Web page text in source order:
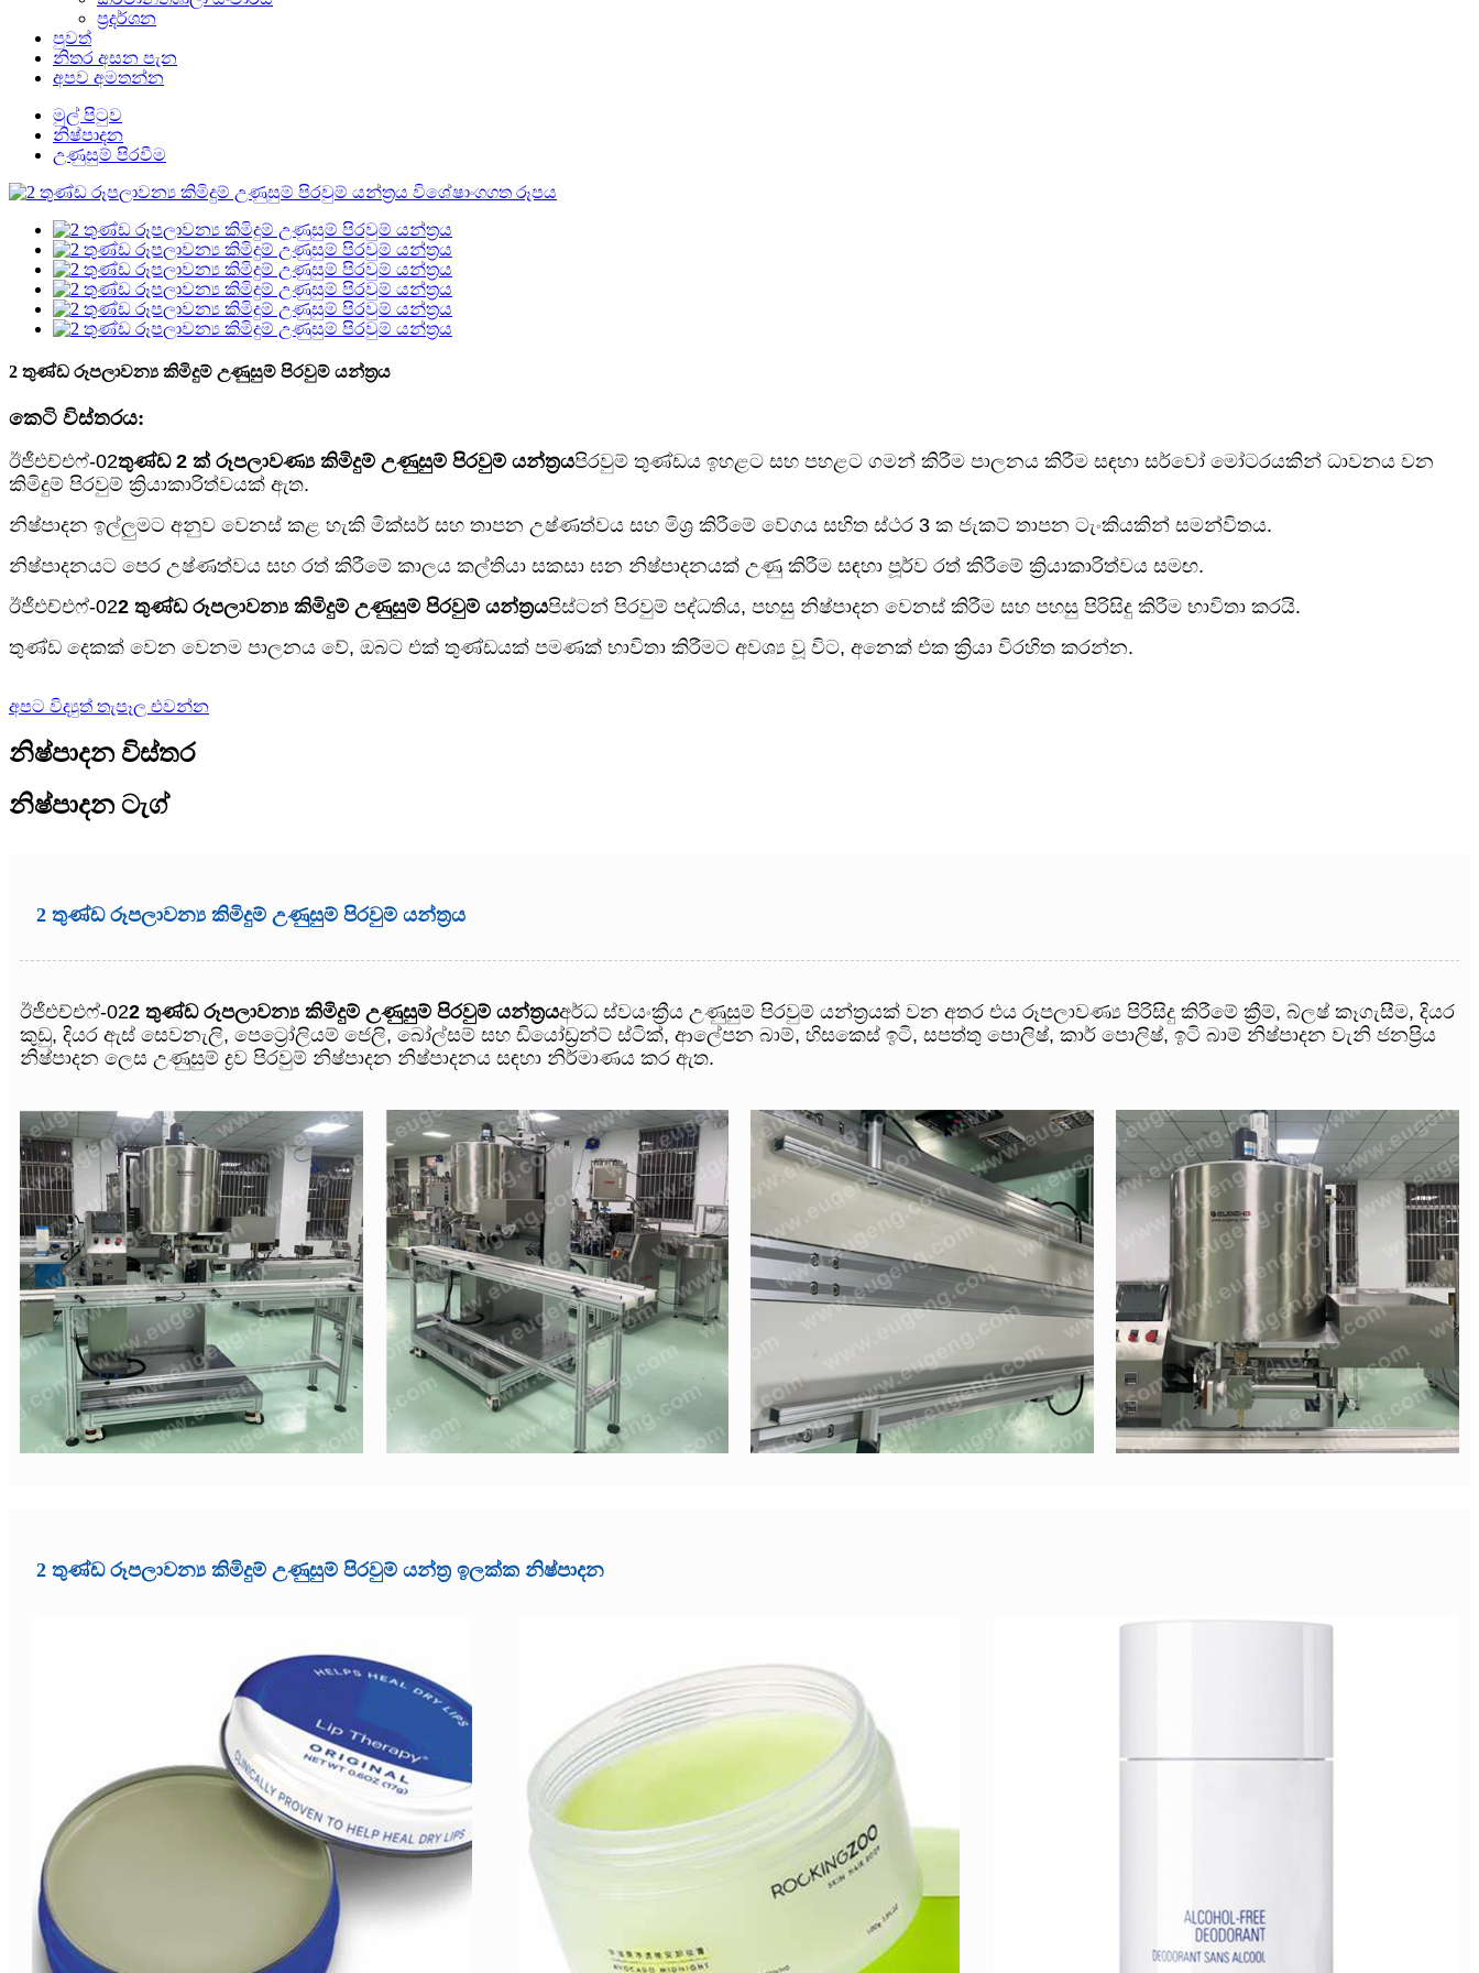
ප්‍රදර්ශන
පුවත්
නිතර අසන පැන
අපව අමතන්න
මුල් පිටුව
නිෂ්පාදන
උණුසුම් පිරවීම
2 තුණ්ඩ රූපලාවන්‍ය කිමිදුම් උණුසුම් පිරවුම් යන්ත්‍රය
කෙටි විස්තරය:
ඊජීඑච්එෆ්-02තුණ්ඩ 2 ක් රූපලාවණ්‍ය කිමිදුම් උණුසුම් පිරවුම් යන්ත්‍රයපිරවුම් තුණ්ඩය ඉහළට සහ පහළට ගමන් කිරීම පාලනය කිරීම සඳහා සර්වෝ මෝටරයකින් ධාවනය වන
කිමිදුම් පිරවුම් ක්‍රියාකාරිත්වයක් ඇත.
නිෂ්පාදන ඉල්ලුමට අනුව වෙනස් කළ හැකි මික්සර් සහ තාපන උෂ්ණත්වය සහ මිශ්‍ර කිරීමේ වේගය සහිත ස්ථර 3 ක ජැකට් තාපන ටැංකියකින් සමන්විතය.
නිෂ්පාදනයට පෙර උෂ්ණත්වය සහ රත් කිරීමේ කාලය කල්තියා සකසා ඝන නිෂ්පාදනයක් උණු කිරීම සඳහා පූර්ව රත් කිරීමේ ක්‍රියාකාරිත්වය සමඟ.
ඊජීඑච්එෆ්-022 තුණ්ඩ රූපලාවන්‍ය කිමිදුම් උණුසුම් පිරවුම් යන්ත්‍රයපිස්ටන් පිරවුම් පද්ධතිය, පහසු නිෂ්පාදන වෙනස් කිරීම සහ පහසු පිරිසිදු කිරීම භාවිතා කරයි.
තුණ්ඩ දෙකක් වෙන වෙනම පාලනය වේ, ඔබට එක් තුණ්ඩයක් පමණක් භාවිතා කිරීමට අවශ්‍ය වූ විට, අනෙක් එක ක්‍රියා විරහිත කරන්න.
අපට විද්‍යුත් තැපෑල එවන්න
නිෂ්පාදන විස්තර
නිෂ්පාදන ටැග්
2 තුණ්ඩ රූපලාවන්‍ය කිමිදුම් උණුසුම් පිරවුම් යන්ත්‍රය
ඊජීඑච්එෆ්-022 තුණ්ඩ රූපලාවන්‍ය කිමිදුම් උණුසුම් පිරවුම් යන්ත්‍රයඅර්ධ ස්වයංක්‍රීය උණුසුම් පිරවුම් යන්ත්‍රයක් වන අතර එය රූපලාවණ්‍ය පිරිසිදු කිරීමේ ක්‍රීම්, බ්ලෂ් කෑගැසීම, දියර
කුඩු, දියර ඇස් සෙවනැලි, පෙට්‍රෝලියම් ජෙලි, බෝල්සම් සහ ඩියෝඩ්‍රන්ට් ස්ටික්, ආලේපන බාම්, හිසකෙස් ඉටි, සපත්තු පොලිෂ්, කාර් පොලිෂ්, ඉටි බාම් නිෂ්පාදන වැනි ජනප්‍රිය
නිෂ්පාදන ලෙස උණුසුම් ද්‍රව පිරවුම් නිෂ්පාදන නිෂ්පාදනය සඳහා නිර්මාණය කර ඇත.
2 තුණ්ඩ රූපලාවන්‍ය කිමිදුම් උණුසුම් පිරවුම් යන්ත්‍ර ඉලක්ක නිෂ්පාදන